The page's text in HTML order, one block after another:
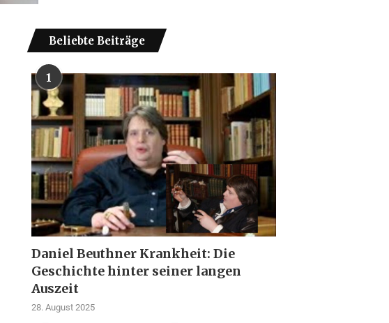
Beliebte Beiträge
1
Daniel Beuthner Krankheit: Die
Geschichte hinter seiner langen
Auszeit
28. August 2025